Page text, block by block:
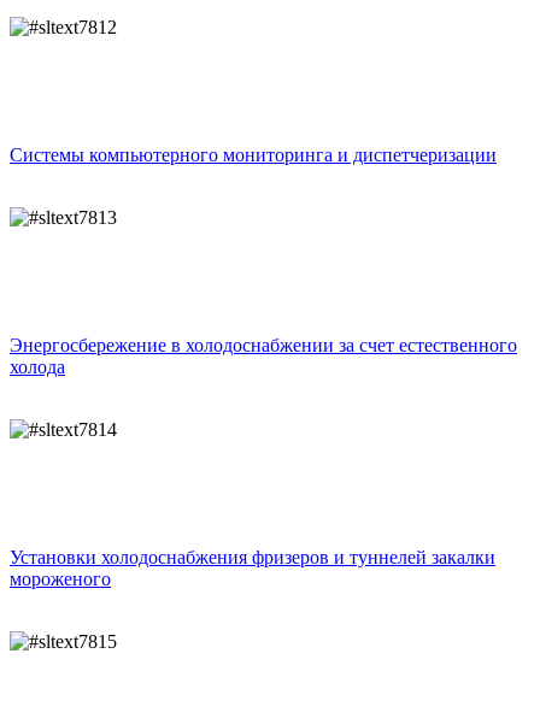
Системы компьютерного мониторинга и диспетчеризации
Энергосбережение в холодоснабжении за счет естественного
холода
Установки холодоснабжения фризеров и туннелей закалки
мороженого